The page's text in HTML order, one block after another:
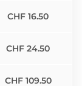
CHF 16.50
CHF 24.50
CHF 109.50